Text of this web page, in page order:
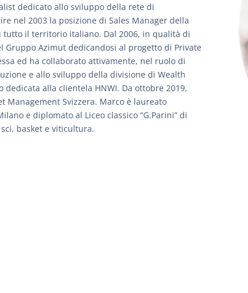
dedicato allo sviluppo della rete di
nel 2003 la posizione di Sales Manager della
tutto il territorio italiano. Dal 2006, in qualità di
Gruppo Azimut dedicandosi al progetto di Private
ed ha collaborato attivamente, nel ruolo di
e allo sviluppo della divisione di Wealth
dedicata alla clientela HNWI. Da ottobre 2019,
Management Svizzera. Marco è laureato
e diplomato al Liceo classico “G.Parini” di
basket e viticultura.